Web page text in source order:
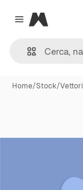
Close menu
Magnific
Home/Stock/Vettori